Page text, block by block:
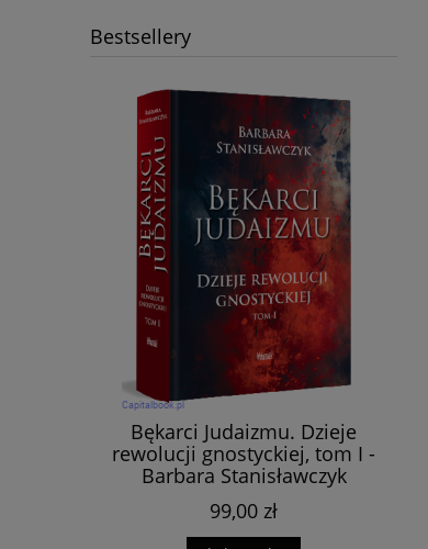
Bestsellery
Bękarci Judaizmu. Dzieje
rewolucji gnostyckiej, tom I -
Barbara Stanisławczyk
99,00 zł